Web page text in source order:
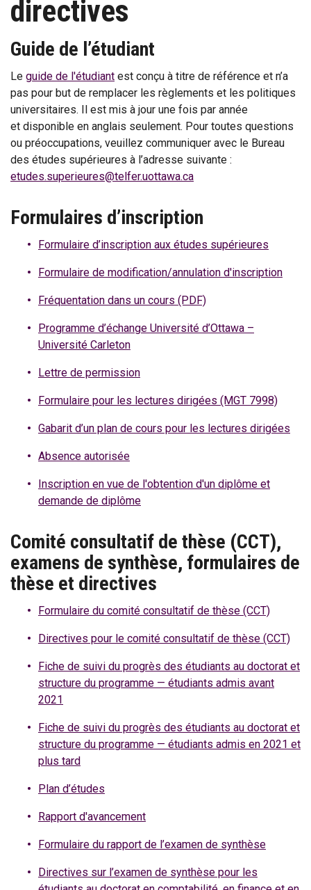
directives
Guide de l’étudiant
Le guide de l'étudiant est conçu à titre de référence et n’a
pas pour but de remplacer les règlements et les politiques
universitaires. Il est mis à jour une fois par année
et disponible en anglais seulement. Pour toutes questions
ou préoccupations, veuillez communiquer avec le Bureau
des études supérieures à l’adresse suivante :
etudes.superieures@telfer.uottawa.ca
Formulaires d’inscription
Formulaire d’inscription aux études supérieures
Formulaire de modification/annulation d'inscription
Fréquentation dans un cours (PDF)
Programme d’échange Université d’Ottawa –
Université Carleton
Lettre de permission
Formulaire pour les lectures dirigées (MGT 7998)
Gabarit d’un plan de cours pour les lectures dirigées
Absence autorisée
Inscription en vue de l'obtention d'un diplôme et
demande de diplôme
Comité consultatif de thèse (CCT),
examens de synthèse, formulaires de
thèse et directives
Formulaire du comité consultatif de thèse (CCT)
Directives pour le comité consultatif de thèse (CCT)
Fiche de suivi du progrès des étudiants au doctorat et
structure du programme — étudiants admis avant
2021
Fiche de suivi du progrès des étudiants au doctorat et
structure du programme — étudiants admis en 2021 et
plus tard
Plan d’études
Rapport d'avancement
Formulaire du rapport de l’examen de synthèse
Directives sur l’examen de synthèse pour les